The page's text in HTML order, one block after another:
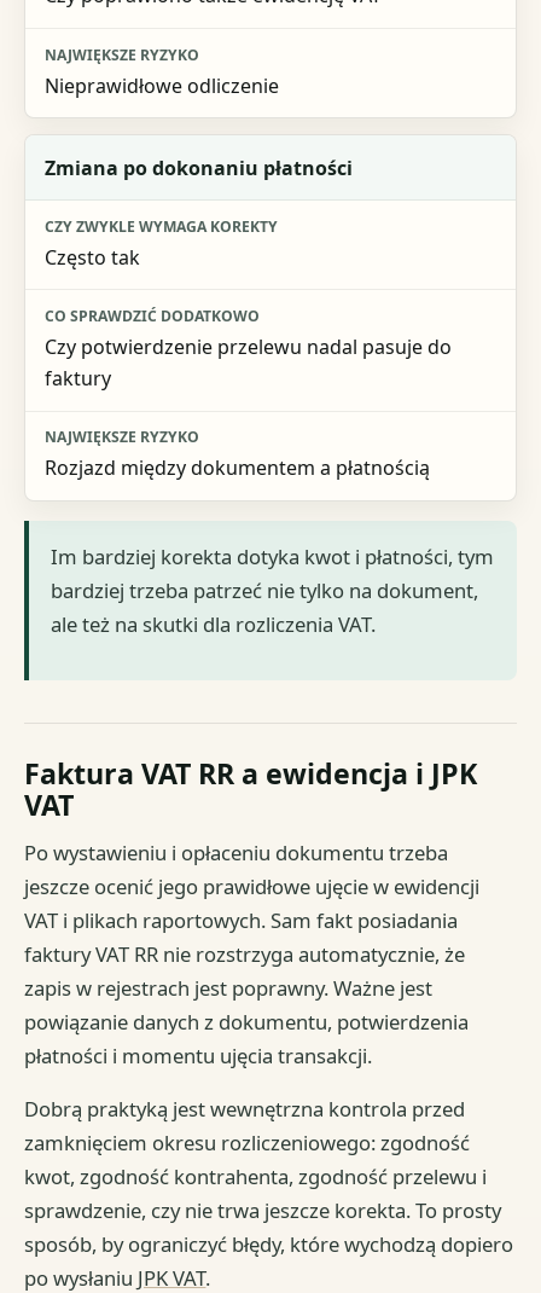
Nieprawidłowe odliczenie
Zmiana po dokonaniu płatności
Często tak
Czy potwierdzenie przelewu nadal pasuje do
faktury
Rozjazd między dokumentem a płatnością
Im bardziej korekta dotyka kwot i płatności, tym
bardziej trzeba patrzeć nie tylko na dokument,
ale też na skutki dla rozliczenia VAT.
Faktura VAT RR a ewidencja i JPK
VAT
Po wystawieniu i opłaceniu dokumentu trzeba
jeszcze ocenić jego prawidłowe ujęcie w ewidencji
VAT i plikach raportowych. Sam fakt posiadania
faktury VAT RR nie rozstrzyga automatycznie, że
zapis w rejestrach jest poprawny. Ważne jest
powiązanie danych z dokumentu, potwierdzenia
płatności i momentu ujęcia transakcji.
Dobrą praktyką jest wewnętrzna kontrola przed
zamknięciem okresu rozliczeniowego: zgodność
kwot, zgodność kontrahenta, zgodność przelewu i
sprawdzenie, czy nie trwa jeszcze korekta. To prosty
sposób, by ograniczyć błędy, które wychodzą dopiero
po wysłaniu JPK VAT.